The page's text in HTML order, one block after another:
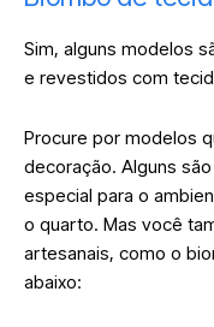
Sim, alguns modelos
e revestidos com
Procure por modelos
decoração. Alguns
especial para o
o quarto. Mas você
artesanais, como o
abaixo: